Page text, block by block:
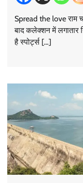
Spread the love राम
बाद कलेक्शन में लगातार
है स्पोर्ट्स […]